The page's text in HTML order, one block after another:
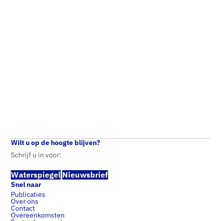
Wilt u op de hoogte blijven?
Schrijf u in voor:
WaterspiegelNieuwsbrief
Snel naar
Publicaties
Over ons
Contact
Overeenkomsten